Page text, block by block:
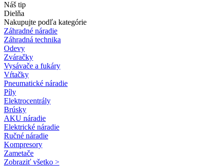
Náš tip
Dielňa
Nakupujte podľa kategórie
Záhradné náradie
Záhradná technika
Odevy
Zváračky
Vysávače a fukáry
Vŕtačky
Pneumatické náradie
Píly
Elektrocentrály
Brúsky
AKU náradie
Elektrické náradie
Ručné náradie
Kompresory
Zametače
Zobraziť všetko >